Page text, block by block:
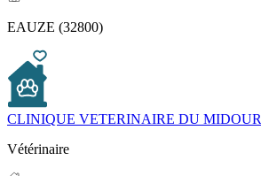
EAUZE (32800)
CLINIQUE VETERINAIRE DU MIDOUR
Vétérinaire